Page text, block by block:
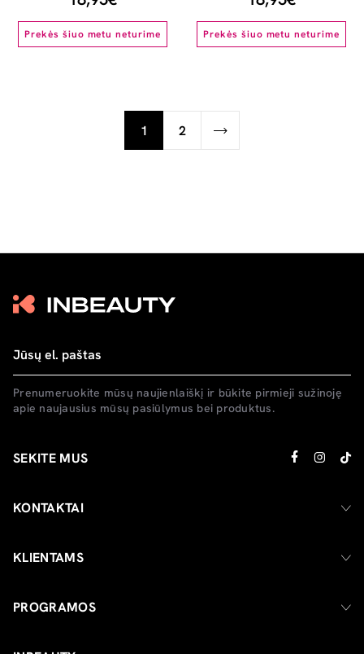
Prekės šiuo metu neturime Prekės šiuo metu neturime
1 2
Prenumeruokite mūsų naujienlaiškį ir būkite pirmieji sužinoję
apie naujausius mūsų pasiūlymus bei produktus.
SEKITE MUS
KONTAKTAI
KLIENTAMS
PROGRAMOS